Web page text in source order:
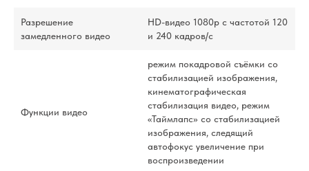
Разрешение
замедленного видео
HD-видео 1080р с частотой 120
и 240 кадров/ с
Функции видео
режим покадровой съёмки со
стабилизацией изображения,
кинематографическая
стабилизация видео, режим
«Таймлапс» со стабили­зацией
изображения, следящий
автофокус увеличение при
воспроизведении